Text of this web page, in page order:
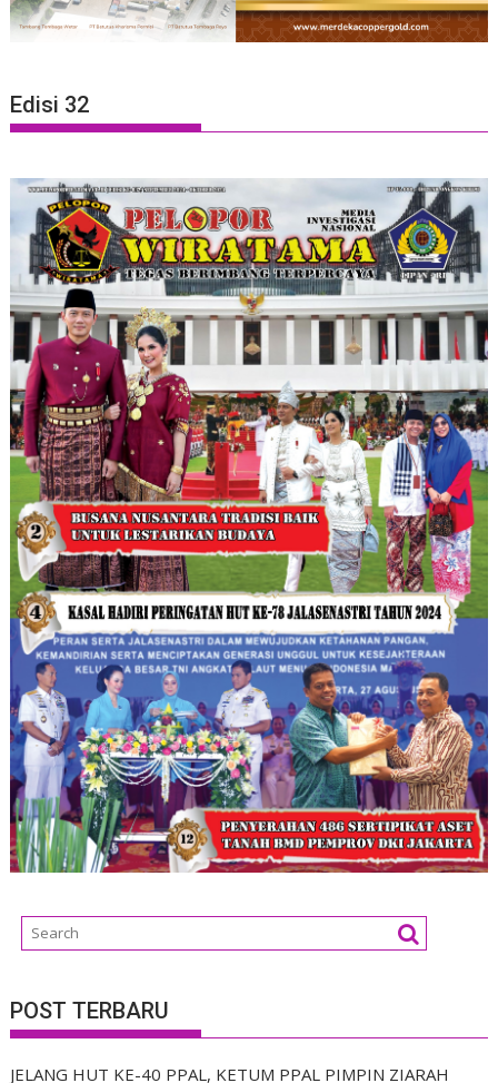
Edisi 32
POST TERBARU
JELANG HUT KE-40 PPAL, KETUM PPAL PIMPIN ZIARAH